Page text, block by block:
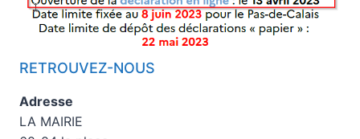
RETROUVEZ-NOUS
Adresse
LA MAIRIE